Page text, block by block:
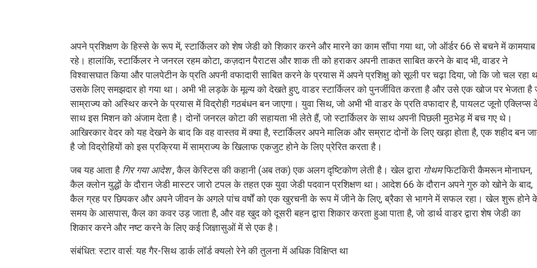
अपने प्रशिक्षण के हिस्से के रूप में, स्टार्किलर को शेष जेडी को शिकार करने और मारने का काम सौंपा गया था, जो ऑर्डर 66 से बचने में कामयाब
रहे। हालांकि, स्टार्किलर ने जनरल रहम कोटा, कज़दान पैराटस और शाक ती को हराकर अपनी ताकत साबित करने के बाद भी, वाडर ने
विश्वासघात किया और पालपेटीन के प्रति अपनी वफादारी साबित करने के प्रयास में अपने प्रशिक्षु को सूली पर चढ़ा दिया, जो कि जो चल रहा
उसके लिए समझदार हो गया था। अभी भी लड़के के मूल्य को देखते हुए, वाडर स्टार्किलर को पुनर्जीवित करता है और उसे एक खोज पर भेजता है
साम्राज्य को अस्थिर करने के प्रयास में विद्रोही गठबंधन बन जाएगा। युवा सिथ, जो अभी भी वाडर के प्रति वफादार है, पायलट जूनो एक्लिप्स
साथ इस मिशन को अंजाम देता है। दोनों जनरल कोटा की सहायता भी लेते हैं, जो स्टार्किलर के साथ अपनी पिछली मुठभेड़ में बच गए थे।
आखिरकार वेदर को यह देखने के बाद कि वह वास्तव में क्या है, स्टार्किलर अपने मालिक और सम्राट दोनों के लिए खड़ा होता है, एक शहीद बन
है जो विद्रोहियों को इस प्रक्रिया में साम्राज्य के खिलाफ एकजुट होने के लिए प्रेरित करता है।
जब यह आता है गिर गया आदेश, कैल केस्टिस की कहानी (अब तक) एक अलग दृष्टिकोण लेती है। खेल द्वारा गोथमफिटकिरी कैमरून मोनाघन,
कैल क्लोन युद्धों के दौरान जेडी मास्टर जारो टपल के तहत एक युवा जेडी पदवान प्रशिक्षण था। आदेश 66 के दौरान अपने गुरु को खोने के बाद,
कैल ग्रह पर छिपकर और अपने जीवन के अगले पांच वर्षों को एक खुरचनी के रूप में जीने के लिए, ब्रैका से भागने में सफल रहा। खेल शुरू होने
समय के आसपास, कैल का कवर उड़ जाता है, और वह खुद को दूसरी बहन द्वारा शिकार करता हुआ पाता है, जो डार्थ वाडर द्वारा शेष जेडी का
शिकार करने और नष्ट करने के लिए कई जिज्ञासुओं में से एक है।
संबंधित: स्टार वार्स: यह गैर-सिथ डार्क लॉर्ड क्यलो रेने की तुलना में अधिक विक्षिप्त था